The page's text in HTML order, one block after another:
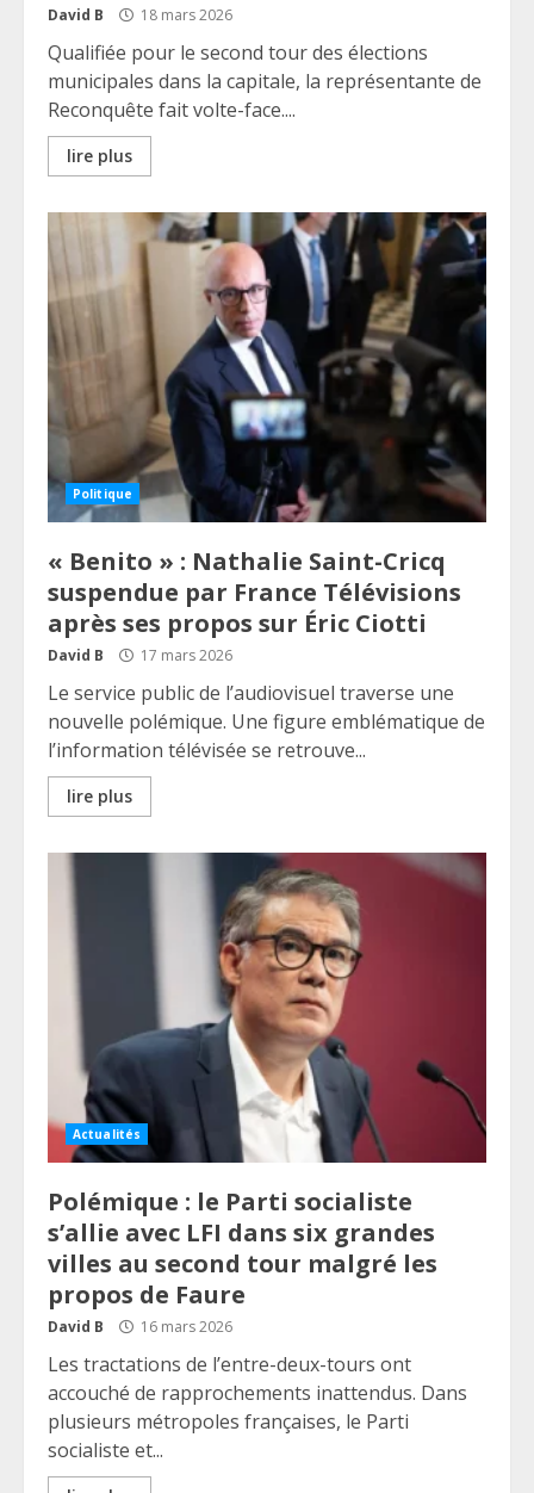
David B 18 mars 2026
Qualifiée pour le second tour des élections
municipales dans la capitale, la représentante de
Reconquête fait volte-face....
lire plus
Politique
« Benito » : Nathalie Saint-Cricq
suspendue par France Télévisions
après ses propos sur Éric Ciotti
David B 17 mars 2026
Le service public de l’audiovisuel traverse une
nouvelle polémique. Une figure emblématique de
l’information télévisée se retrouve...
lire plus
Actualités
Polémique : le Parti socialiste
s’allie avec LFI dans six grandes
villes au second tour malgré les
propos de Faure
David B 16 mars 2026
Les tractations de l’entre-deux-tours ont
accouché de rapprochements inattendus. Dans
plusieurs métropoles françaises, le Parti
socialiste et...